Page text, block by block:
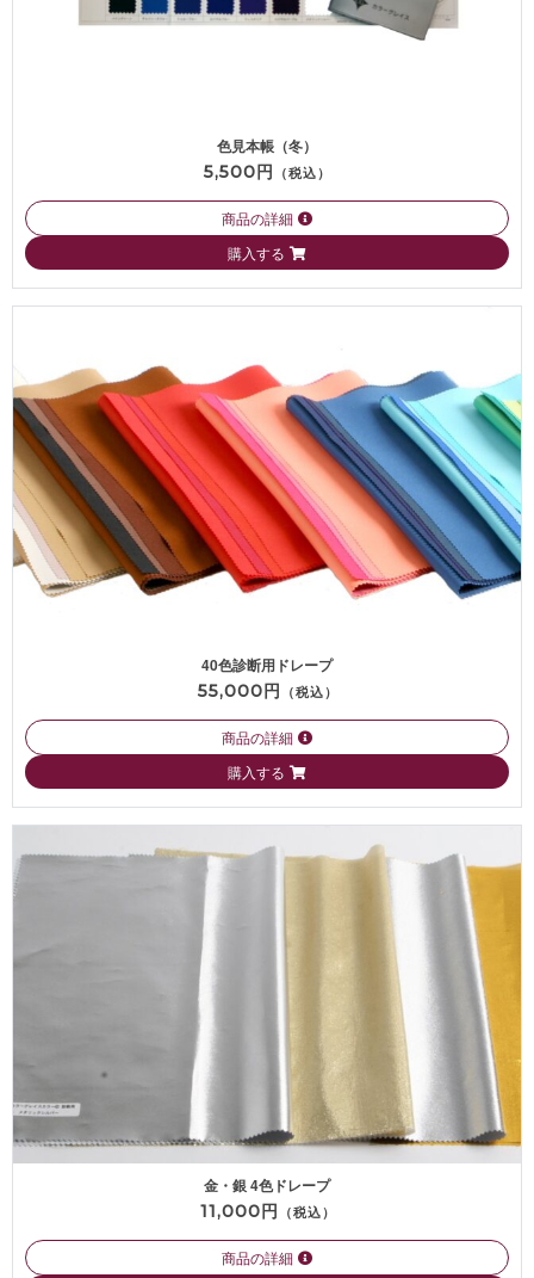
色見本帳（冬）
5,500円
（税込）
商品の詳細
購入する
40色診断用ドレープ
55,000円
（税込）
商品の詳細
購入する
金・銀 4色ドレープ
11,000円
（税込）
商品の詳細